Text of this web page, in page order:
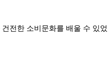
전한 소비문화를 배울 수 있었